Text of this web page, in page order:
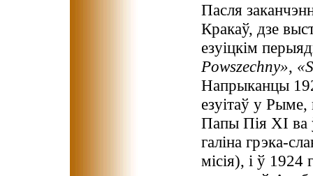
Пасля
Кракаў, дзе
езуіцкім
Powszechny»,
Напрыканцы
езуітаў у
Папы Пія ХІ ва
галіна грэка-
місія), і ў 1924